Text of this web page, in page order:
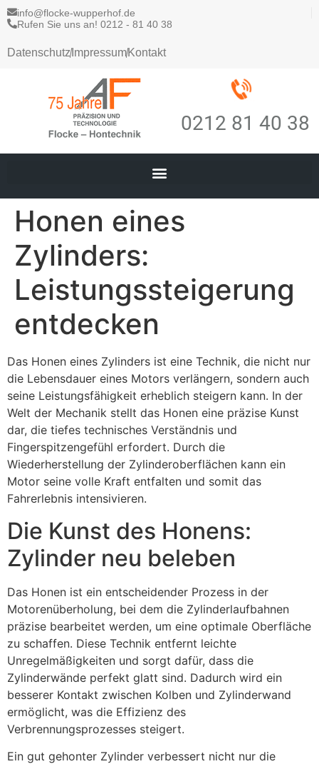
info@flocke-wupperhof.de
Rufen Sie uns an! 0212 - 81 40 38
DatenschutzImpressumKontakt
0212 81 40 38
Honen eines
Zylinders:
Leistungssteigerung
entdecken
Das Honen eines Zylinders ist eine Technik, die nicht nur
die Lebensdauer eines Motors verlängern, sondern auch
seine Leistungsfähigkeit erheblich steigern kann. In der
Welt der Mechanik stellt das Honen eine präzise Kunst
dar, die tiefes technisches Verständnis und
Fingerspitzengefühl erfordert. Durch die
Wiederherstellung der Zylinderoberflächen kann ein
Motor seine volle Kraft entfalten und somit das
Fahrerlebnis intensivieren.
Die Kunst des Honens:
Zylinder neu beleben
Das Honen ist ein entscheidender Prozess in der
Motorenüberholung, bei dem die Zylinderlaufbahnen
präzise bearbeitet werden, um eine optimale Oberfläche
zu schaffen. Diese Technik entfernt leichte
Unregelmäßigkeiten und sorgt dafür, dass die
Zylinderwände perfekt glatt sind. Dadurch wird ein
besserer Kontakt zwischen Kolben und Zylinderwand
ermöglicht, was die Effizienz des
Verbrennungsprozesses steigert.
Ein gut gehonter Zylinder verbessert nicht nur die